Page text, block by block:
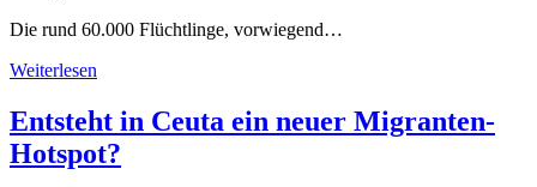
Die rund 60.000 Flüchtlinge, vorwiegend…
Weiterlesen
Entsteht in Ceuta ein neuer Migranten-
Hotspot?